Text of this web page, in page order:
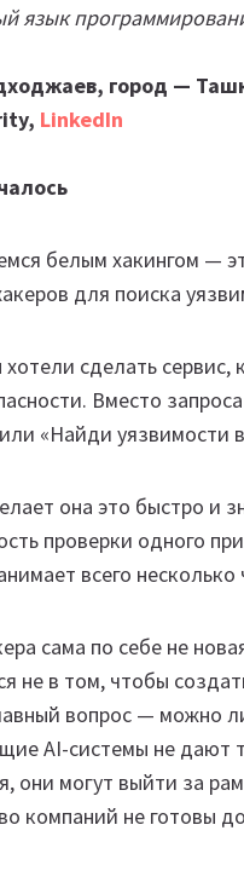
язык
город —
LinkedIn
белым хакингом —
для поиска
сделать
Вместо
«Найди
она это быстро и
проверки одного
всего несколько
сама по себе не
не в том, чтобы
вопрос — можно
AI-системы не дают
они могут выйти за
компаний не готовы